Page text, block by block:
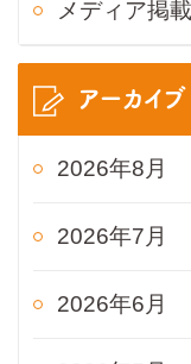
メディア掲載
アーカイブ
2026年8月
2026年7月
2026年6月